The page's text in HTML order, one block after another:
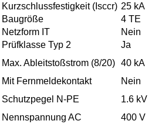
Kurzschlussfestigkeit (Isccr) 25 kA
Baugröße
4 TE
Netzform IT
Nein
Prüfklasse Typ 2
Ja
Max. Ableitstoßstrom (8/20) 40 kA
Mit Fernmeldekontakt
Nein
Schutzpegel N-PE
1.6 kV
Nennspannung AC
400 V